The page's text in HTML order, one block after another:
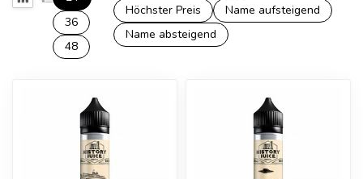
36
48
Höchster Preis
Name aufsteigend
Name absteigend